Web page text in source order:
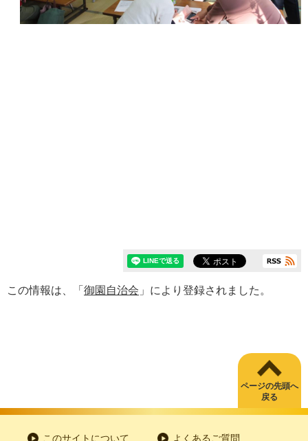
この情報は、「 御園自治会 」により登録されました。
ページの先頭へ
戻る
このサイトについて よくあるご質問